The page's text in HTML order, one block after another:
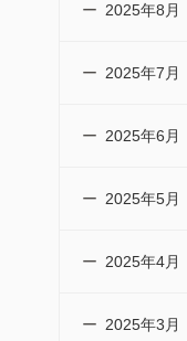
2025年8月
2025年7月
2025年6月
2025年5月
2025年4月
2025年3月